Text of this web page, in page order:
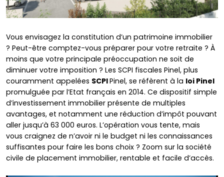
Vous envisagez la constitution d’un patrimoine immobilier
? Peut-être comptez-vous préparer pour votre retraite ? À
moins que votre principale préoccupation ne soit de
diminuer votre imposition ? Les SCPI fiscales Pinel, plus
couramment appelées SCPIPinel, se réfèrent à la loi Pinel
promulguée par l’Etat français en 2014. Ce dispositif simple
d’investissement immobilier présente de multiples
avantages, et notamment une réduction d’impôt pouvant
aller jusqu’à 63 000 euros. L’opération vous tente, mais
vous craignez de n’avoir ni le budget ni les connaissances
suffisantes pour faire les bons choix ? Zoom sur la société
civile de placement immobilier, rentable et facile d’accès.